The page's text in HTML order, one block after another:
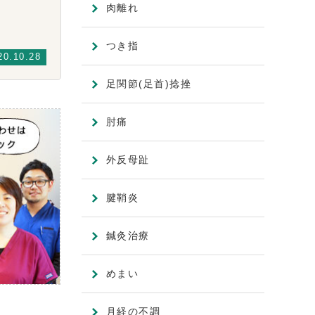
肉離れ
つき指
足関節(足首)捻挫
肘痛
外反母趾
腱鞘炎
鍼灸治療
めまい
月経の不調